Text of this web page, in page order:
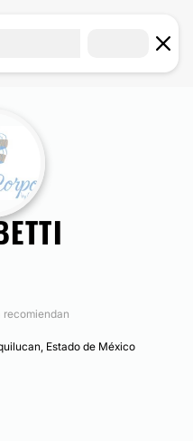
recomiendan
Estado de México